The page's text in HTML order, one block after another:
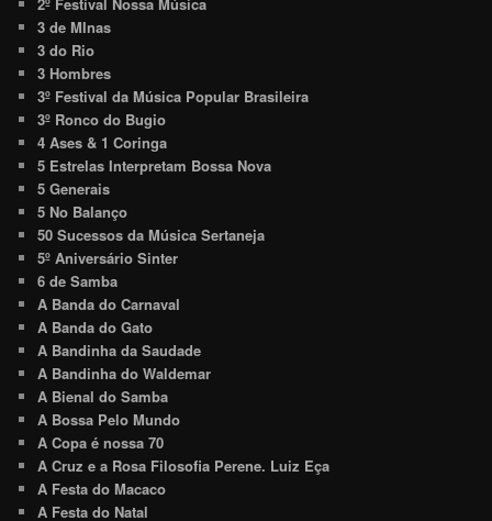
3 de MInas
3 do Rio
3 Hombres
3º Festival da Música Popular Brasileira
3º Ronco do Bugio
4 Ases & 1 Coringa
5 Estrelas Interpretam Bossa Nova
5 Generais
5 No Balanço
50 Sucessos da Música Sertaneja
5º Aniversário Sinter
6 de Samba
A Banda do Carnaval
A Banda do Gato
A Bandinha da Saudade
A Bandinha do Waldemar
A Bienal do Samba
A Bossa Pelo Mundo
A Copa é nossa 70
A Cruz e a Rosa Filosofia Perene. Luiz Eça
A Festa do Macaco
A Festa do Natal